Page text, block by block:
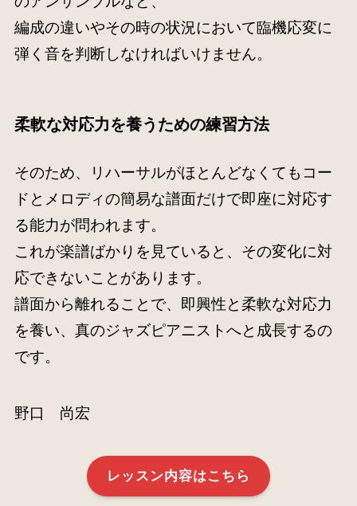
編成の違いやその時の状況において臨機応変に
弾く音を判断しなければいけません。
柔軟な対応力を養うための練習方法
そのため、リハーサルがほとんどなくてもコー
ドとメロディの簡易な譜面だけで即座に対応す
る能力が問われます。
これが楽譜ばかりを見ていると、その変化に対
応できないことがあります。
譜面から離れることで、即興性と柔軟な対応力
を養い、真のジャズピアニストへと成長するの
です。
野口 尚宏
レッスン内容はこちら